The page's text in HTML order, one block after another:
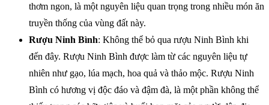
thơm ngon, là một nguyên liệu quan trọng trong nhiều món ăn
truyền thống của vùng đất này.
Rượu Ninh Bình: Không thể bỏ qua rượu Ninh Bình khi
đến đây. Rượu Ninh Bình được làm từ các nguyên liệu tự
nhiên như gạo, lúa mạch, hoa quả và thảo mộc. Rượu Ninh
Bình có hương vị độc đáo và đậm đà, là một phần không thể